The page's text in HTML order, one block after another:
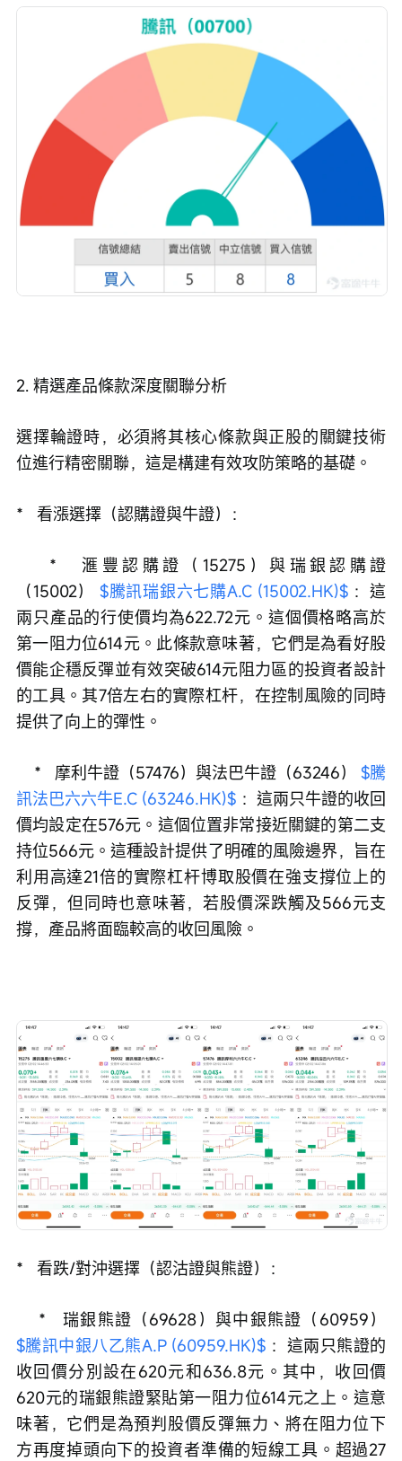
2. 精選產品條款深度關聯分析
選擇輪證時，必須將其核心條款與正股的關鍵技術
位進行精密關聯，這是構建有效攻防策略的基礎。
*   看漲選擇（認購證與牛證）：
（15002） $騰訊瑞銀六七購A.C (15002.HK)$ ：這
兩只產品的行使價均為622.72元。這個價格略高於
第一阻力位614元。此條款意味著，它們是為看好股
價能企穩反彈並有效突破614元阻力區的投資者設計
的工具。其7倍左右的實際杠杆，在控制風險的同時
提供了向上的彈性。
*   摩利牛證（57476）與法巴牛證（63246） $騰
訊法巴六六牛E.C (63246.HK)$ ：這兩只牛證的收回
價均設定在576元。這個位置非常接近關鍵的第二支
持位566元。這種設計提供了明確的風險邊界，旨在
利用高達21倍的實際杠杆博取股價在強支撐位上的
反彈，但同時也意味著，若股價深跌觸及566元支
撐，產品將面臨較高的收回風險。
*   看跌/對沖選擇（認沽證與熊證）：
*   瑞銀熊證（69628）與中銀熊證（60959）
$騰訊中銀八乙熊A.P (60959.HK)$ ：這兩只熊證的
收回價分別設在620元和636.8元。其中，收回價
620元的瑞銀熊證緊貼第一阻力位614元之上。這意
味著，它們是為預判股價反彈無力、將在阻力位下
方再度掉頭向下的投資者準備的短線工具。超過27